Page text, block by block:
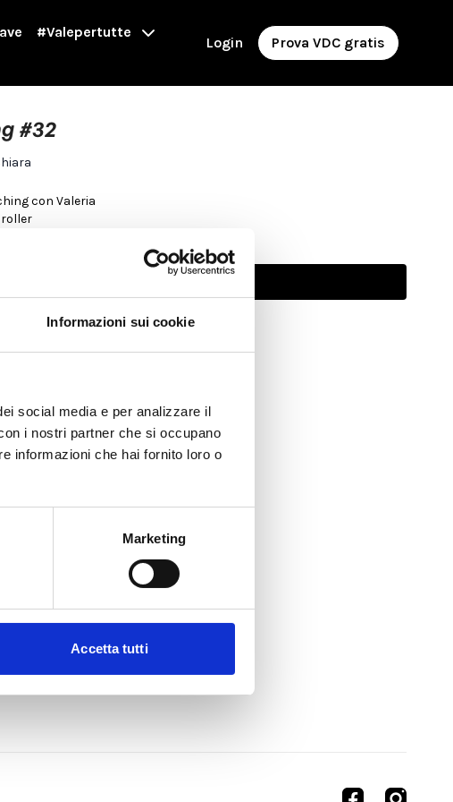
Informazioni sui cookie
social media e per analizzare il
i nostri partner che si occupano
informazioni che hai fornito loro o
Marketing
Accetta tutti
#Valepertutte
Login Prova VDC gratis
#32
con Valeria
Abbonati per guardare